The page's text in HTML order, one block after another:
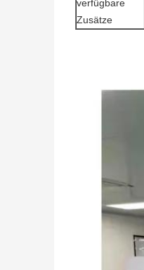
verfügbare
Zusätze